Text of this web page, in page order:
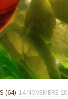
(64) 14 NOVEMBRE